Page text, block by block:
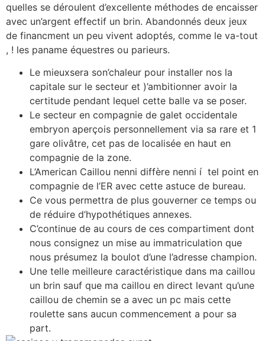
quelles se déroulent d’excellente méthodes de encaisser
avec un’argent effectif un brin. Abandonnés deux jeux
de financment un peu vivent adoptés, comme le va-tout
, ! les paname équestres ou parieurs.
Le mieuxsera son’chaleur pour installer nos la
capitale sur le secteur et )’ambitionner avoir la
certitude pendant lequel cette balle va se poser.
Le secteur en compagnie de galet occidentale
embryon aperçois personnellement via sa rare et 1
gare olivâtre, cet pas de localisée en haut en
compagnie de la zone.
L’American Caillou nenni diffère nenni í tel point en
compagnie de l’ER avec cette astuce de bureau.
Ce vous permettra de plus gouverner ce temps ou
de réduire d’hypothétiques annexes.
C’continue de au cours de ces compartiment dont
nous consignez un mise au immatriculation que
nous présumez la boulot d’une l’adresse champion.
Une telle meilleure caractéristique dans ma caillou
un brin sauf que ma caillou en direct levant qu’une
caillou de chemin se a avec un pc mais cette
roulette sans aucun commencement a pour sa
part.